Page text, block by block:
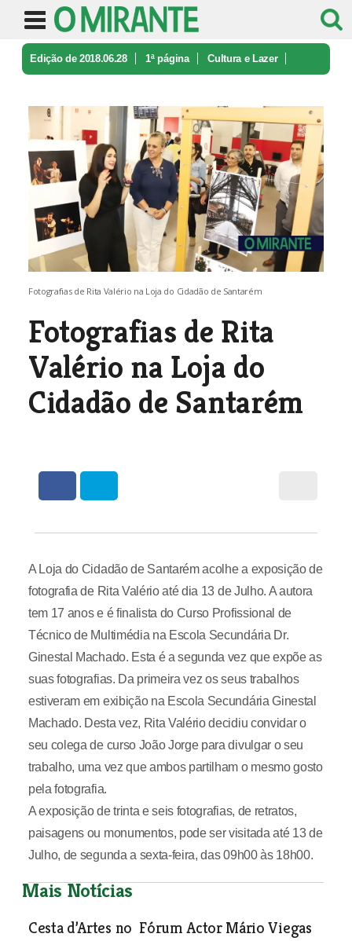
Edição de 2018.06.28 1ª página Cultura e Lazer
Fotografias de Rita Valério na Loja do Cidadão de Santarém
Fotografias de Rita
Valério na Loja do
Cidadão de Santarém
A Loja do Cidadão de Santarém acolhe a exposição de
fotografia de Rita Valério até dia 13 de Julho. A autora
tem 17 anos e é finalista do Curso Profissional de
Técnico de Multimédia na Escola Secundária Dr.
Ginestal Machado. Esta é a segunda vez que expõe as
suas fotografias. Da primeira vez os seus trabalhos
estiveram em exibição na Escola Secundária Ginestal
Machado. Desta vez, Rita Valério decidiu convidar o
seu colega de curso João Jorge para divulgar o seu
trabalho, uma vez que ambos partilham o mesmo gosto
pela fotografia.
A exposição de trinta e seis fotografias, de retratos,
paisagens ou monumentos, pode ser visitada até 13 de
Julho, de segunda a sexta-feira, das 09h00 às 18h00.
Mais Notícias
Cesta d’Artes no Fórum Actor Mário Viegas